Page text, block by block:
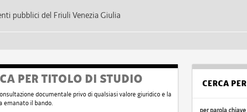
pubblici del Friuli Venezia Giulia
PER TITOLO DI STUDIO
documentale privo di qualsiasi valore giuridico e la
emanato il bando.
CERCA PER
per parola chiave